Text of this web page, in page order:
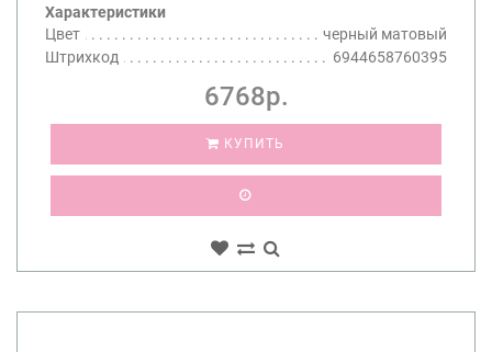
Характеристики
Цвет
черный матовый
Штрихкод
6944658760395
6768р.
КУПИТЬ